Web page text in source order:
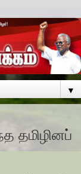
▼
தமிழினப்